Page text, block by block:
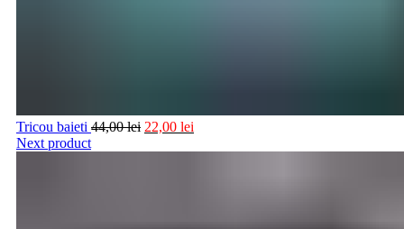
Tricou baieti 44,00lei 22,00 lei
Next product